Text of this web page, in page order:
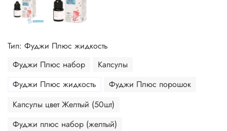
Тип: Фуджи Плюс жидкость
Фуджи Плюс набор
Капсулы
Фуджи Плюс жидкость
Фуджи Плюс порошок
Капсулы цвет Желтый (50шт)
Фуджи плюс набор (желтый)